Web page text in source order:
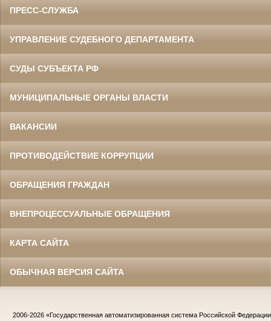
ПРЕСС-СЛУЖБА
УПРАВЛЕНИЕ СУДЕБНОГО ДЕПАРТАМЕНТА
СУДЫ СУБЪЕКТА РФ
МУНИЦИПАЛЬНЫЕ ОРГАНЫ ВЛАСТИ
ВАКАНСИИ
ПРОТИВОДЕЙСТВИЕ КОРРУПЦИИ
ОБРАЩЕНИЯ ГРАЖДАН
ВНЕПРОЦЕССУАЛЬНЫЕ ОБРАЩЕНИЯ
КАРТА САЙТА
ОБЫЧНАЯ ВЕРСИЯ САЙТА
2006-2026 «Государственная автоматизированная система Российской